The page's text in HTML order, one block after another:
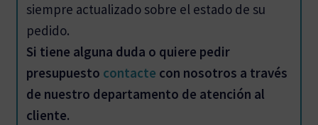
siempre actualizado sobre el estado de su
pedido.
Si tiene alguna duda o quiere pedir
presupuesto contacte con nosotros a través
de nuestro departamento de atención al
cliente.